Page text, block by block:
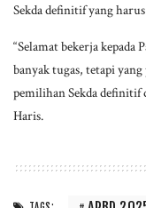
Sekda definitif yang
“Selamat bekerja kepada
banyak tugas, tetapi
pemilihan Sekda definitif
Haris.